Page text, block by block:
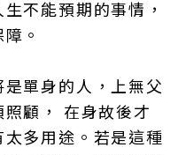
不能預期的事情，
。
單身的人，上無父
顧， 在身故後才
多用途。若是這種